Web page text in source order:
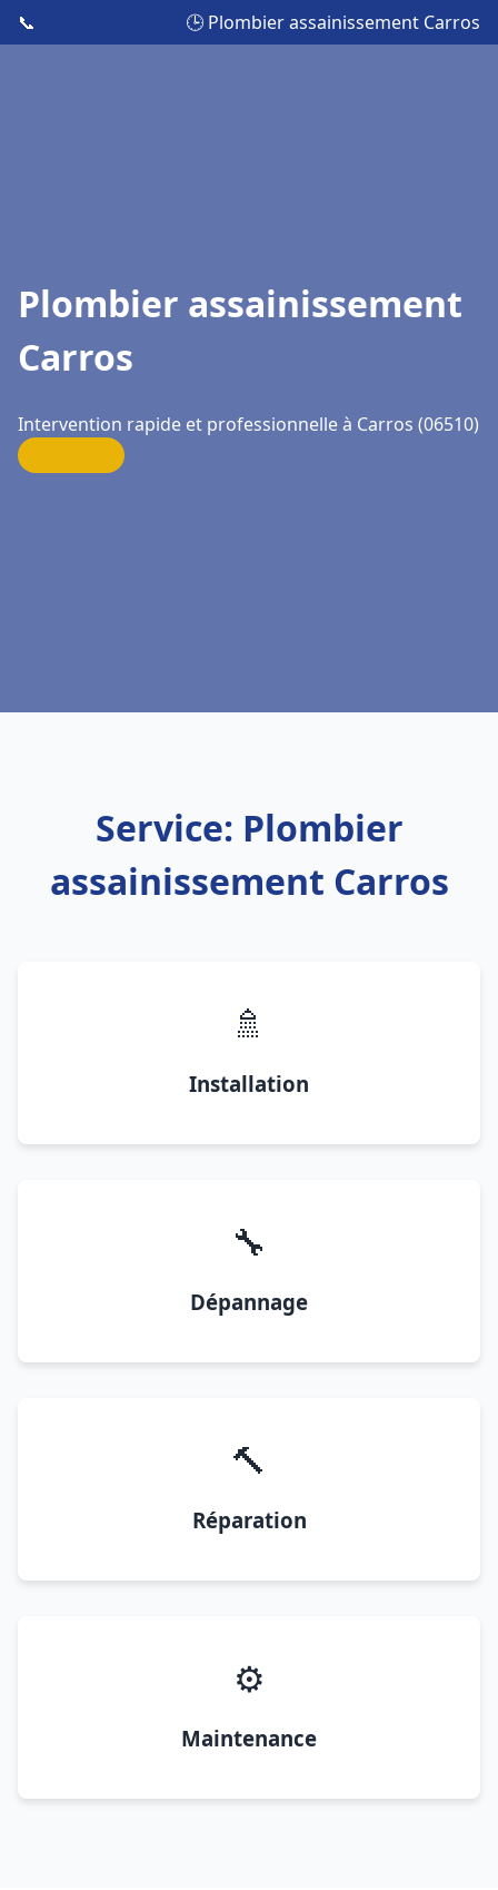
📞 🕒 Plombier assainissement Carros
Plombier assainissement
Carros
Intervention rapide et professionnelle à Carros (06510)
Service: Plombier
assainissement Carros
🚿
Installation
🔧
Dépannage
🔨
Réparation
⚙️
Maintenance